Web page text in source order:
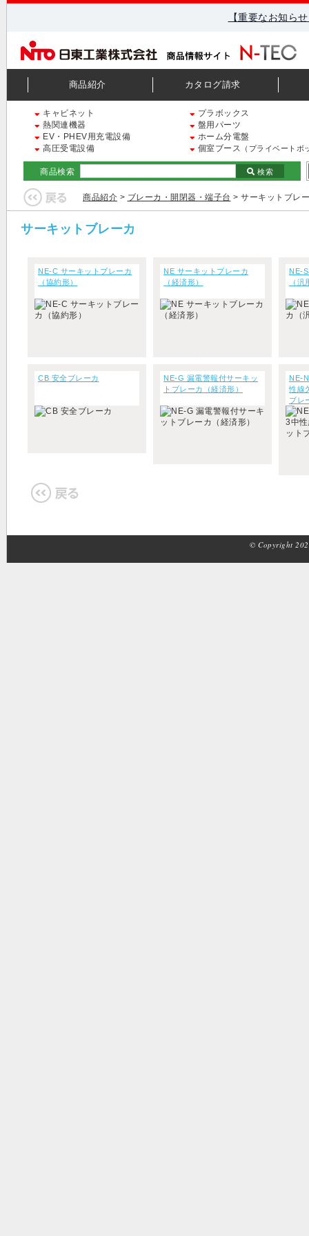
【重要なお知ら
商品紹介 カタログ請求
キャビネット
プラボックス
熱関連機器
盤用パーツ
EV・PHEV用充電設備
ホーム分電盤
高圧受電設備
個室ブース （プライベートボ
商品検索 検索
商品紹介 > ブレーカ・開閉器・端子台 > サーキットブレ
サーキットブレーカ
NE-C サーキットブレーカ
（協約形）
NE サーキットブレーカ
（経済形）
NE-
（汎
CB 安全ブレーカ
NE-G 漏電警報付サーキッ
トブレーカ（経済形）
NE-
性線
ブレ
© Copyright